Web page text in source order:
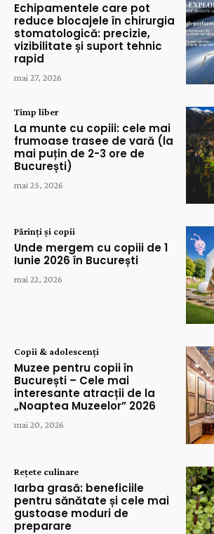
Echipamentele care pot
reduce blocajele în chirurgia
stomatologică: precizie,
vizibilitate și suport tehnic
rapid
mai 27, 2026
Timp liber
La munte cu copiii: cele mai
frumoase trasee de vară (la
mai puțin de 2-3 ore de
București)
mai 25, 2026
Părinți și copii
Unde mergem cu copiii de 1
Iunie 2026 în București
mai 22, 2026
Copii & adolescenți
Muzee pentru copii în
București – Cele mai
interesante atracții de la
„Noaptea Muzeelor” 2026
mai 20, 2026
Rețete culinare
Iarba grasă: beneficiile
pentru sănătate și cele mai
gustoase moduri de
preparare